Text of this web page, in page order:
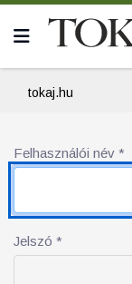
tokaj.hu
Felhasználói név *
Jelszó *